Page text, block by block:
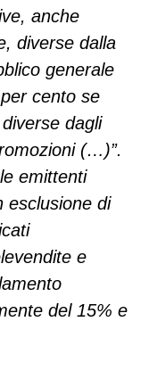
anche
diverse dalla
generale
cento se
dagli
(…)”.
emittenti
esclusione di
e
del 15% e